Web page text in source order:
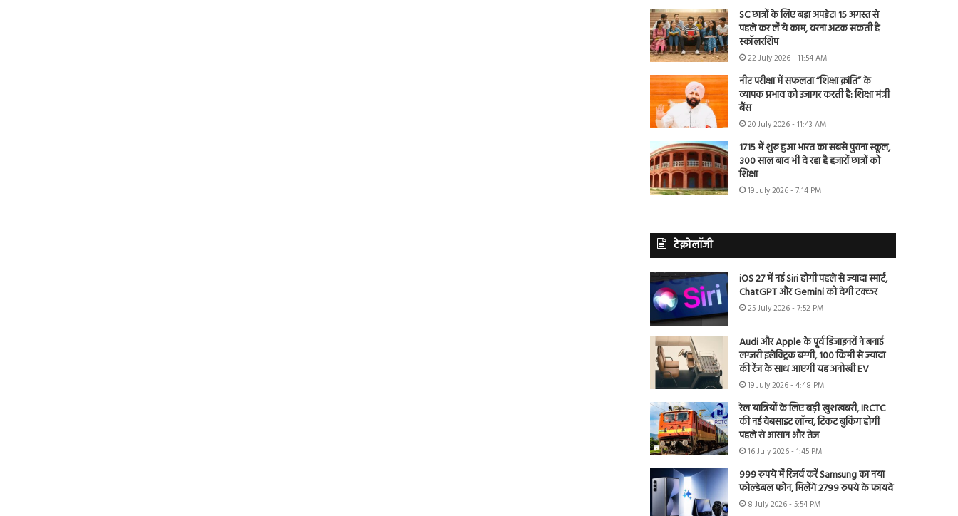
SC छात्रों के लिए बड़ा अपडेट! 15 अगस्त से
पहले कर लें ये काम, वरना अटक सकती है
स्कॉलरशिप
22 July 2026 - 11:54 AM
नीट परीक्षा में सफलता “शिक्षा क्रांति” के
व्यापक प्रभाव को उजागर करती है: शिक्षा मंत्री
बैंस
20 July 2026 - 11:43 AM
1715 में शुरू हुआ भारत का सबसे पुराना स्कूल,
300 साल बाद भी दे रहा है हजारों छात्रों को
शिक्षा
19 July 2026 - 7:14 PM
टेक्नोलॉजी
iOS 27 में नई Siri होगी पहले से ज्यादा स्मार्ट,
ChatGPT और Gemini को देगी टक्कर
25 July 2026 - 7:52 PM
Audi और Apple के पूर्व डिजाइनरों ने बनाई
लग्जरी इलेक्ट्रिक बग्गी, 100 किमी से ज्यादा
की रेंज के साथ आएगी यह अनोखी EV
19 July 2026 - 4:48 PM
रेल यात्रियों के लिए बड़ी खुशखबरी, IRCTC
की नई वेबसाइट लॉन्च, टिकट बुकिंग होगी
पहले से आसान और तेज
16 July 2026 - 1:45 PM
999 रुपये में रिजर्व करें Samsung का नया
फोल्डेबल फोन, मिलेंगे 2799 रुपये के फायदे
8 July 2026 - 5:54 PM